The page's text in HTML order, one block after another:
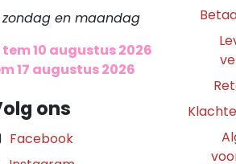
en maandag
tem 10 augustus 2026
17 augustus 2026
ons
Facebook